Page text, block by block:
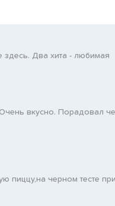
здесь. Два хита - любимая
вкусно. Порадовал
пиццу,на черном тесте